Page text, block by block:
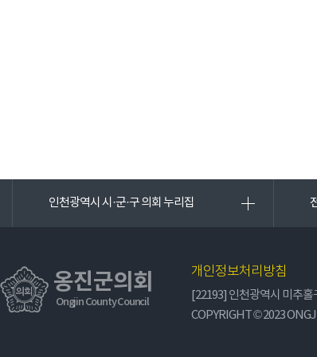
인천광역시 시·군·구 의회 누리집
옹진군의회
Ongjin County Council
개인정보처리방침
[22193] 인천광역시 미추홀
COPYRIGHT © 2023